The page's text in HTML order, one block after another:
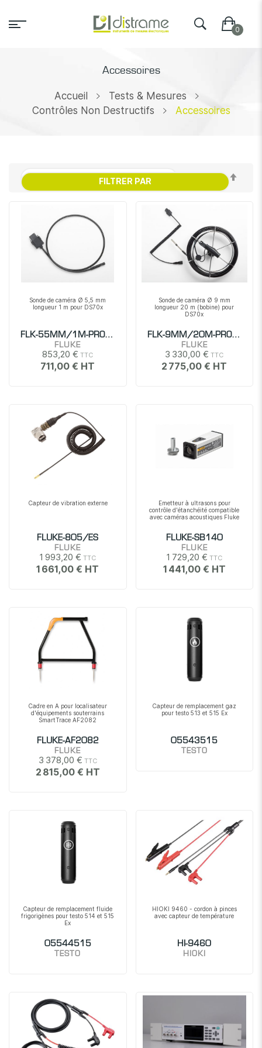
Accessoires
Accueil
Tests & Mesures
Contrôles Non Destructifs
Accessoires
Sonde de caméra Ø 5,5 mm
longueur 1 m pour DS70x
FLK-55MM/1M-PROBE
FLUKE
853,20 €
711,00 €
Sonde de caméra Ø 9 mm
longueur 20 m (bobine) pour
DS70x
FLK-9MM/20M-PROBE
FLUKE
3 330,00 €
2 775,00 €
Capteur de vibration externe
FLUKE-805/ES
FLUKE
1 993,20 €
1 661,00 €
Emetteur à ultrasons pour
contrôle d'étanchéité compatible
avec caméras acoustiques Fluke
FLUKE-SB140
FLUKE
1 729,20 €
1 441,00 €
Cadre en A pour localisateur
d'équipements souterrains
SmartTrace AF2082
FLUKE-AF2082
FLUKE
3 378,00 €
2 815,00 €
Capteur de remplacement gaz
pour testo 513 et 515 Ex
05543515
TESTO
Capteur de remplacement fluide
frigorigènes pour testo 514 et 515
Ex
05544515
TESTO
HIOKI 9460 - cordon à pinces
avec capteur de température
HI-9460
HIOKI
FILTRER PAR